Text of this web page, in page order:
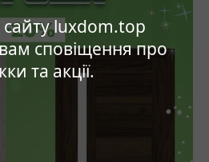
luxdom.top
сповіщення про
та акції.